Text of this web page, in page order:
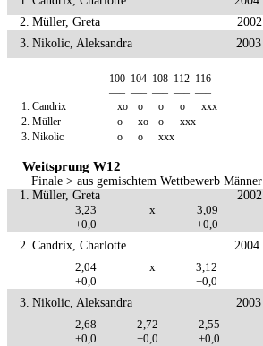
2. Müller, Greta 2002
3. Nikolic, Aleksandra 2003
100 104 108 112 116
—– —– —– —– —–
1. Candrix xo o o o
xxx
2. Müller o xo o
xxx
3. Nikolic o o xxx
Weitsprung W12
Finale > aus gemischtem Wettbewerb Männer
1.
Müller, Greta 2002
3,23
x 3,09
+0,0
+0,0
2. Candrix, Charlotte 2004
2,04
x 3,12
+0,0
+0,0
3. Nikolic, Aleksandra 2003
2,68
2,72 2,55
+0,0
+0,0 +0,0